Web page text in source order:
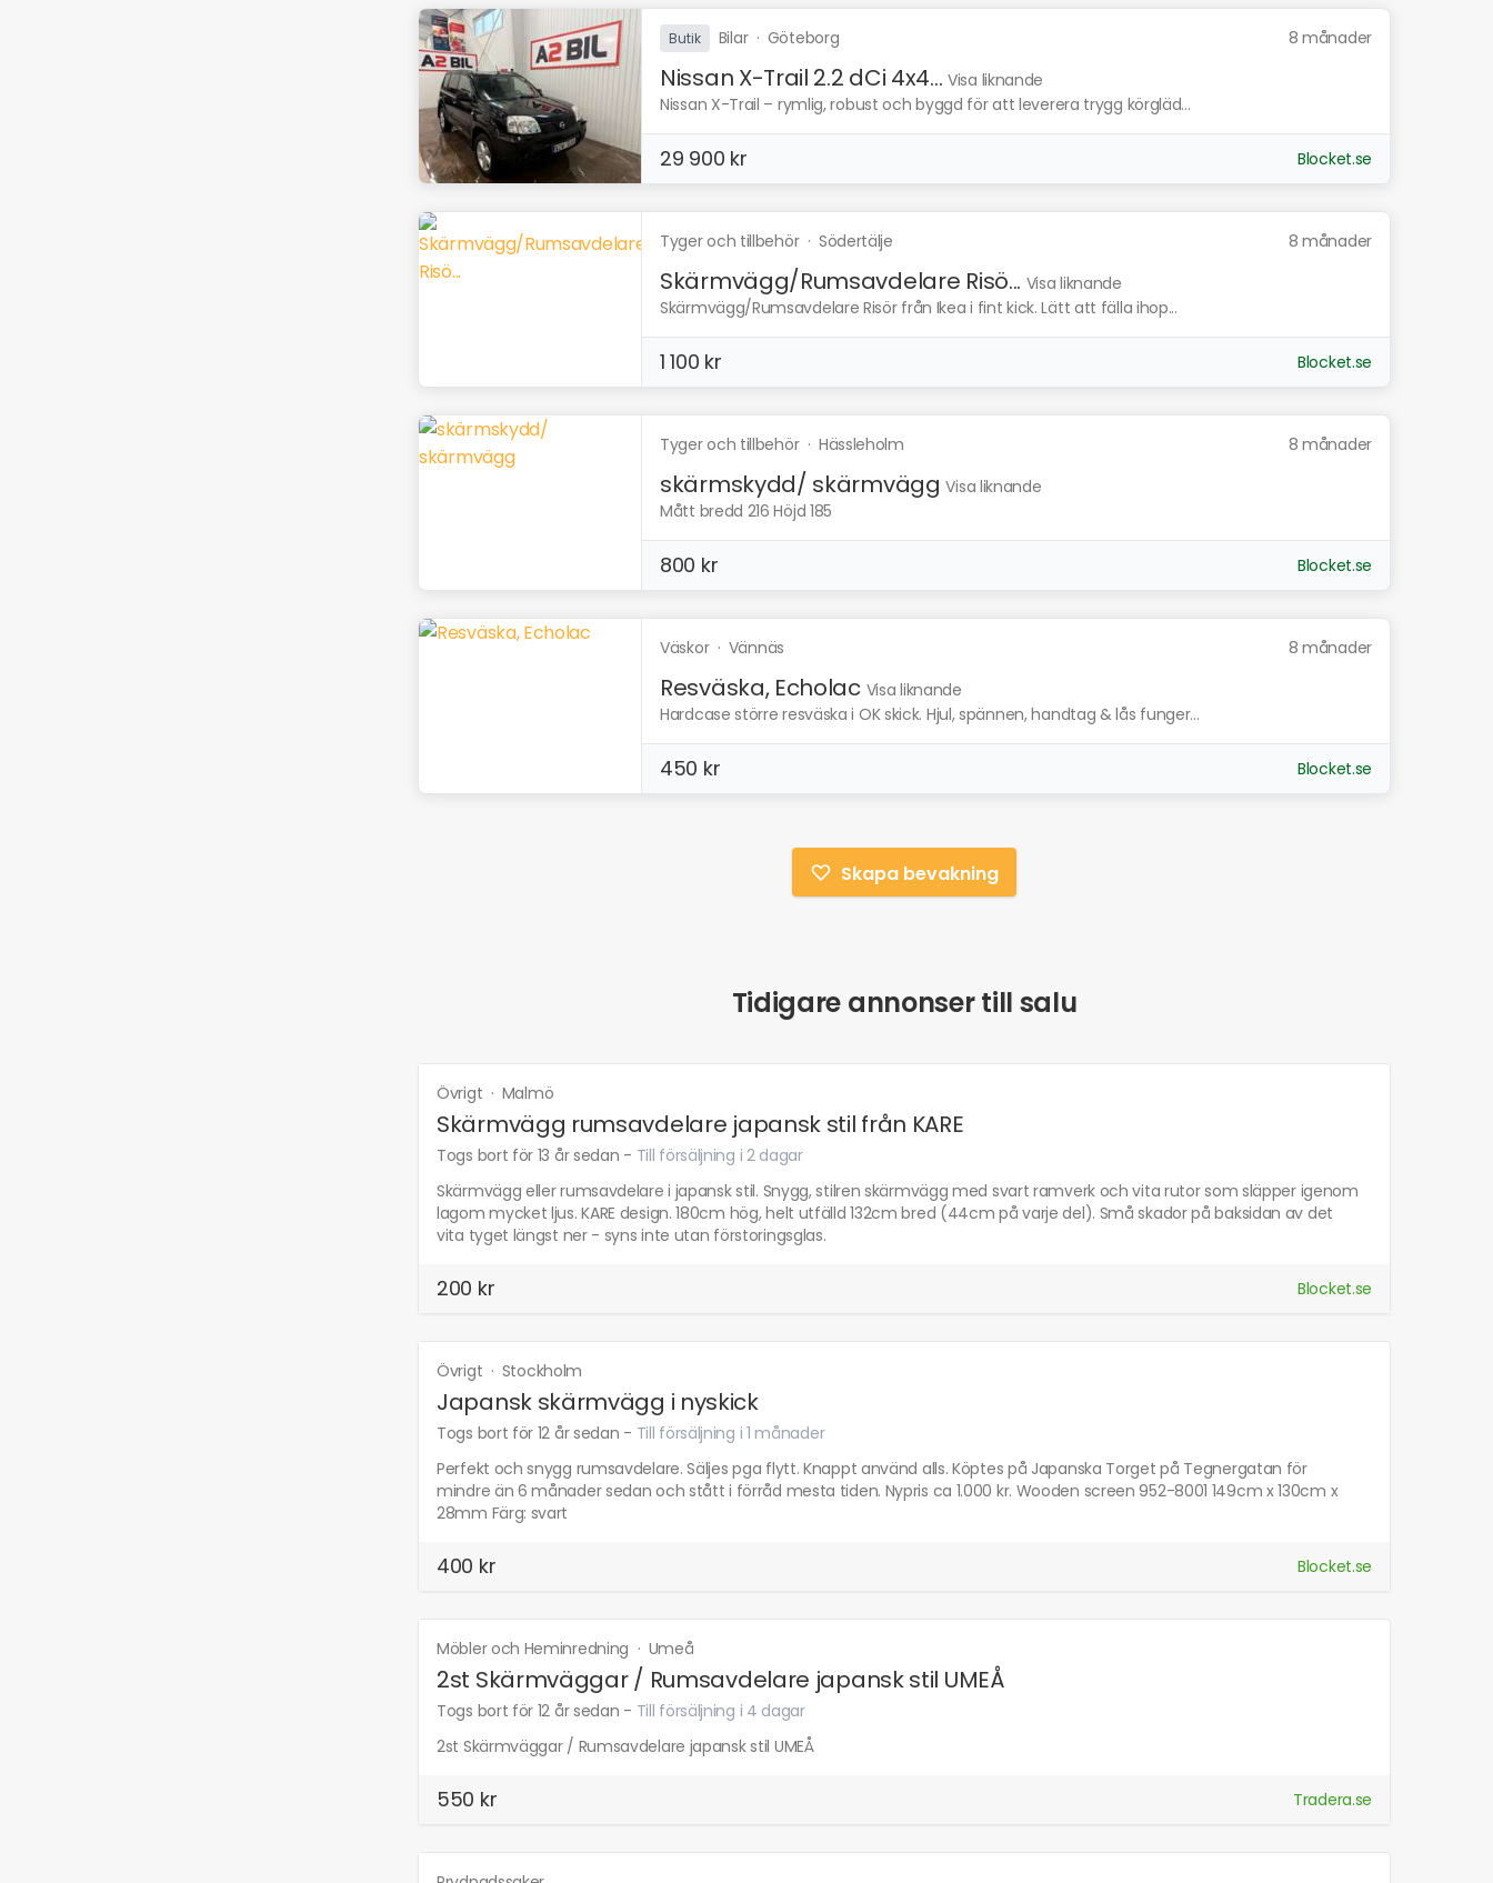
Butik Bilar· Göteborg 8 månader
Nissan X-Trail 2.2 dCi 4x4... Visa liknande
Nissan X-Trail – rymlig, robust och byggd för att leverera trygg körgläd...
29 900 kr Blocket.se
Tyger och tillbehör· Södertälje 8 månader
Skärmvägg/Rumsavdelare Risö... Visa liknande
Skärmvägg/Rumsavdelare Risör från Ikea i fint kick. Lätt att fälla ihop...
1 100 kr Blocket.se
Tyger och tillbehör· Hässleholm 8 månader
skärmskydd/ skärmvägg Visa liknande
Mått bredd 216 Höjd 185
800 kr Blocket.se
Väskor· Vännäs 8 månader
Resväska, Echolac Visa liknande
Hardcase större resväska i OK skick. Hjul, spännen, handtag & lås funger...
450 kr Blocket.se
Skapa bevakning
Tidigare annonser till salu
Övrigt · Malmö
Skärmvägg rumsavdelare japansk stil från KARE
Togs bort för 13 år sedan - Till försäljning i 2 dagar
Skärmvägg eller rumsavdelare i japansk stil. Snygg, stilren skärmvägg med svart ramverk och vita rutor som släpper igenom
lagom mycket ljus. KARE design. 180cm hög, helt utfälld 132cm bred (44cm på varje del). Små skador på baksidan av det
vita tyget längst ner - syns inte utan förstoringsglas.
200 kr Blocket.se
Övrigt · Stockholm
Japansk skärmvägg i nyskick
Togs bort för 12 år sedan - Till försäljning i 1 månader
Perfekt och snygg rumsavdelare. Säljes pga flytt. Knappt använd alls. Köptes på Japanska Torget på Tegnergatan för
mindre än 6 månader sedan och stått i förråd mesta tiden. Nypris ca 1.000 kr. Wooden screen 952-8001 149cm x 130cm x
28mm Färg: svart
400 kr Blocket.se
Möbler och Heminredning · Umeå
2st Skärmväggar / Rumsavdelare japansk stil UMEÅ
Togs bort för 12 år sedan - Till försäljning i 4 dagar
2st Skärmväggar / Rumsavdelare japansk stil UMEÅ
550 kr Tradera.se